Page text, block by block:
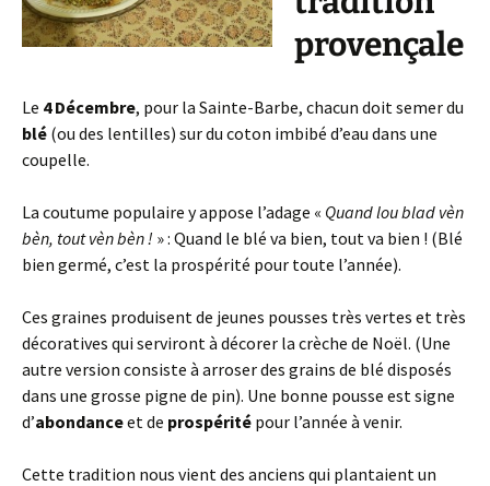
provençale
Le 4 Décembre, pour la Sainte-Barbe, chacun doit semer du
blé (ou des lentilles) sur du coton imbibé d’eau dans une
coupelle.
La coutume populaire y appose l’adage « Quand lou blad vèn
bèn, tout vèn bèn ! » : Quand le blé va bien, tout va bien ! (Blé
bien germé, c’est la prospérité pour toute l’année).
Ces graines produisent de jeunes pousses très vertes et très
décoratives qui serviront à décorer la crèche de Noël. (Une
autre version consiste à arroser des grains de blé disposés
dans une grosse pigne de pin). Une bonne pousse est signe
d’abondanceet de prospérité pour l’année à venir.
Cette tradition nous vient des anciens qui plantaient un